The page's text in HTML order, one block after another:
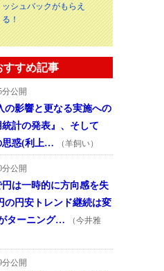
ッシュバックがもらえ
る！
すすめ記事
分公開
の影響と更なる実施への
計の発表』、そして
思惑(利上…
（羊飼い）
分公開
は一時的に方向感を失
の円安トレンド継続は変
ターニング…
（今井雅
分公開